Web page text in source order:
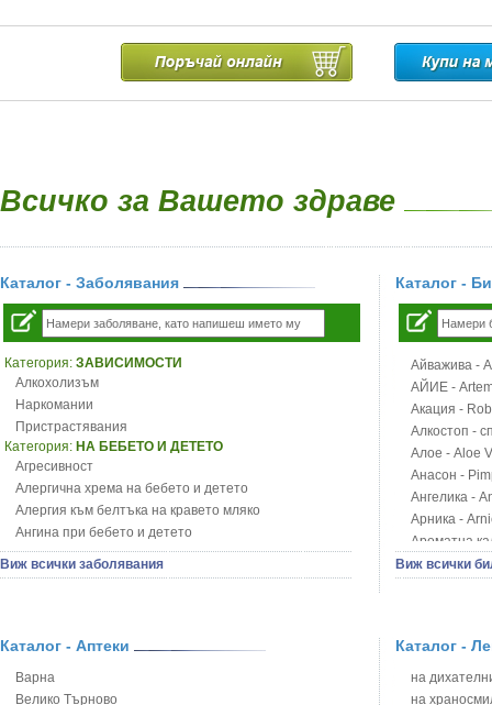
Всичко за Вашето здраве
Каталог - Заболявания
Категория: ЗАВИСИМОСТИ
Алкохолизъм
Наркомании
Пристрастявания
Категория: НА БЕБЕТО И ДЕТЕТО
Агресивност
Алергична хрема на бебето и детето
Алергия към белтъка на кравето мляко
Ангина при бебето и детето
Анемия при бебето и детето
Апетит - пълни деца
Бронхиална астма при бебето и детето
Варицела
Виж всички заболявания
Каталог -
Айважива -
АЙИЕ -
Акация -
Алкостоп -
Алое - Aloe
Анасон -
Ангелика -
Арника -
Ароматна
Арония -
Блатен
Блян
Бобови
Виж всички
Каталог - Аптеки
Варна
Велико Търново
Каталог -
на
на